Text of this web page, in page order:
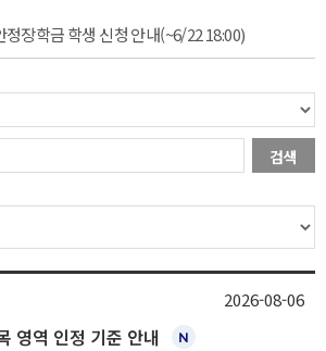
장학금 학생 신청 안내(~6/22 18:00)
검색
영역 인정 기준 안내
2026-08-06